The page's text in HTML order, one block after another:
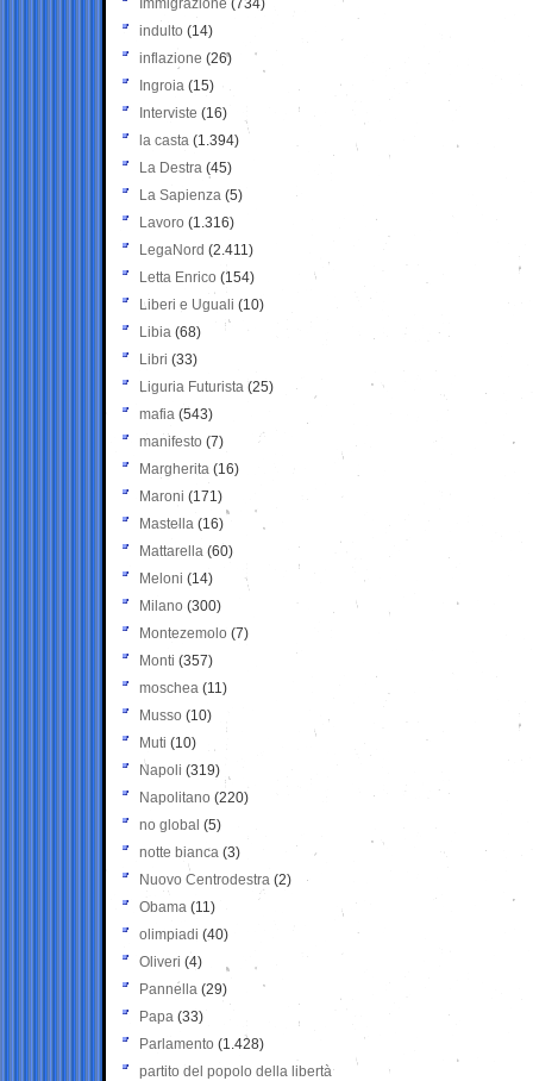
Immigrazione (734)
indulto (14)
inflazione (26)
Ingroia (15)
Interviste (16)
la casta (1.394)
La Destra (45)
La Sapienza (5)
Lavoro (1.316)
LegaNord (2.411)
Letta Enrico (154)
Liberi e Uguali (10)
Libia (68)
Libri (33)
Liguria Futurista (25)
mafia (543)
manifesto (7)
Margherita (16)
Maroni (171)
Mastella (16)
Mattarella (60)
Meloni (14)
Milano (300)
Montezemolo (7)
Monti (357)
moschea (11)
Musso (10)
Muti (10)
Napoli (319)
Napolitano (220)
no global (5)
notte bianca (3)
Nuovo Centrodestra (2)
Obama (11)
olimpiadi (40)
Oliveri (4)
Pannella (29)
Papa (33)
Parlamento (1.428)
partito del popolo della libertà